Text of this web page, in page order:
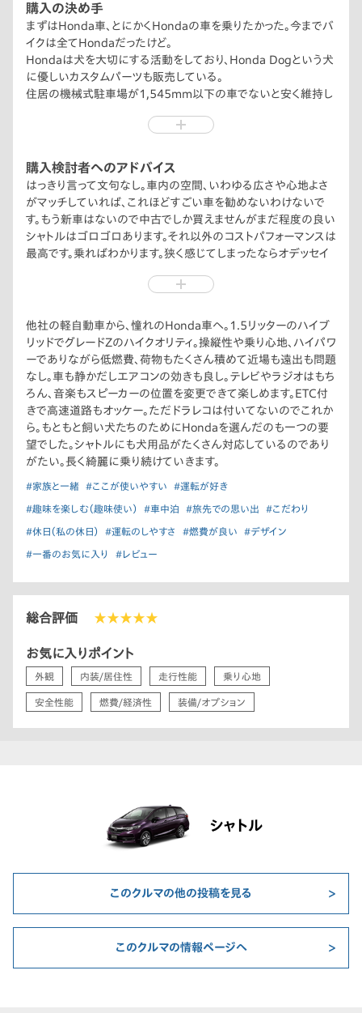
購入の決め手
まずはHonda車、とにかくHondaの車を乗りたかった。今までバ
イクは全てHondaだったけど。
Hondaは犬を大切にする活動をしており、Honda Dogという犬
に優しいカスタムパーツも販売している。
住居の機械式駐車場が1,545mm以下の車でないと安く維持し
仕様のものを対応していてそれを絶対に付けたかった。
中古購入は気にしなかったが、車高、年式、走行距離、グレード、
使い勝手、燃費、色、見栄えを考慮して最終的な乗り出し金額を
換算。
素敵なシャトルに出会う事ができました。
購入検討者へのアドバイス
はっきり言って文句なし。車内の空間、いわゆる広さや心地よさ
がマッチしていれば、これほどすごい車を勧めないわけないで
す。もう新車はないので中古でしか買えませんがまだ程度の良い
シャトルはゴロゴロあります。それ以外のコストパフォーマンスは
最高です。乗ればわかります。狭く感じてしまったならオデッセイ
他社の軽自動車から、憧れのHonda車へ。1.5リッターのハイブ
リッドでグレードZのハイクオリティ。操縦性や乗り心地、ハイパワ
ーでありながら低燃費、荷物もたくさん積めて近場も遠出も問題
なし。車も静かだしエアコンの効きも良し。テレビやラジオはもち
ろん、音楽もスピーカーの位置を変更できて楽しめます。ETC付
きで高速道路もオッケー。ただドラレコは付いてないのでこれか
ら。もともと飼い犬たちのためにHondaを選んだのも一つの要
望でした。シャトルにも犬用品がたくさん対応しているのであり
がたい。長く綺麗に乗り続けていきます。
#家族と一緒 #ここが使いやすい #運転が好き
#趣味を楽しむ（趣味使い） #車中泊 #旅先での思い出 #こだわり
#休日（私の休日） #運転のしやすさ #燃費が良い #デザイン
#一番のお気に入り #レビュー
総合評価 ★★★★★
お気に入りポイント
外観 内装/居住性 走行性能 乗り心地
安全性能 燃費/経済性 装備/オプション
シャトル
このクルマの他の投稿を見る
このクルマの情報ページへ